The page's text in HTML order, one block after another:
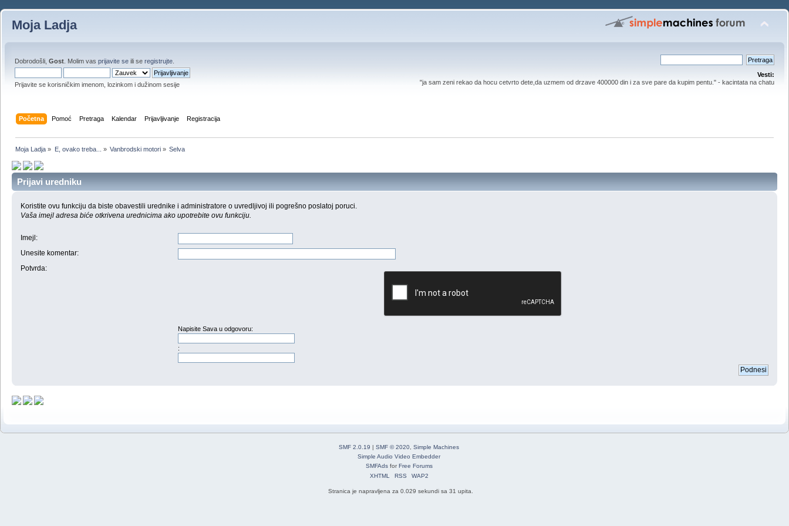
Moja Ladja
Dobrodošli, Gost . Molim vas prijavite se ili se registrujte
Prijavite se korisničkim imenom, lozinkom i dužinom sesije
Vesti:
"ja sam zeni rekao da hocu cetvrto dete,da uzmem od drzave 400000 din i za sve pare da kupim pentu." - kacintata na chatu
Početna Pomoć Pretraga Kalendar Prijavljivanje Registracija
Moja Ladja » E, ovako treba... » Vanbrodski motori» Selva
Prijavi uredniku
Koristite ovu funkciju da biste obavestili urednike i administratore o uvredljivoj ili pogrešno poslatoj poruci.
Vaša imejl adresa biće otkrivena urednicima ako upotrebite ovu funkciju.
Imejl :
Unesite komentar:
Potvrda:
Napisite Sava u odgovoru:
:
SMF 2.0.19 | SMF © 2020, Simple Machines
Simple Audio Video Embedder
SMFAdsforFree Forums
XHTML
RSS WAP2
Stranica je napravljena za 0.029 sekundi sa 31 upita.